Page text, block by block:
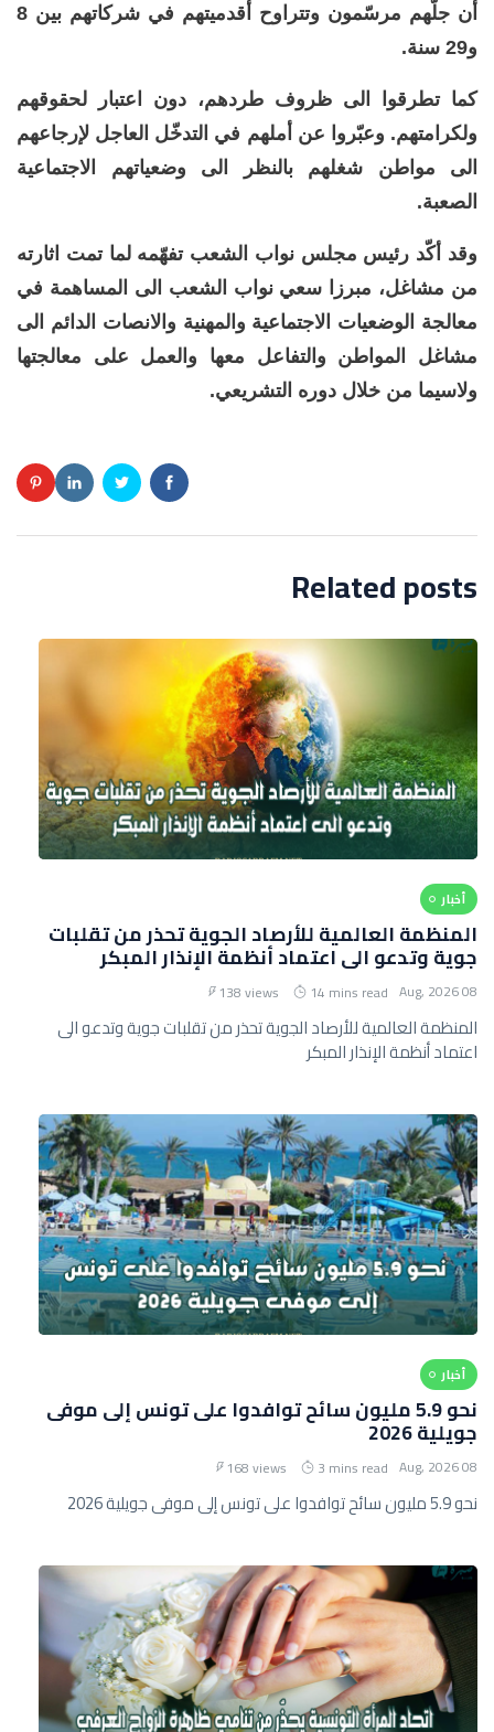
أن جلّهم مرسّمون وتتراوح أقدميتهم في شركاتهم بين 8
و29 سنة.
كما تطرقوا الى ظروف طردهم، دون اعتبار لحقوقهم
ولكرامتهم. وعبّروا عن أملهم في التدخّل العاجل لإرجاعهم
الى مواطن شغلهم بالنظر الى وضعياتهم الاجتماعية
الصعبة.
وقد أكّد رئيس مجلس نواب الشعب تفهّمه لما تمت اثارته
من مشاغل، مبرزا سعي نواب الشعب الى المساهمة في
معالجة الوضعيات الاجتماعية والمهنية والانصات الدائم الى
مشاغل المواطن والتفاعل معها والعمل على معالجتها
ولاسيما من خلال دوره التشريعي.
Related posts
أخبار
المنظمة العالمية للأرصاد الجوية تحذر من تقلبات
جوية وتدعو الى اعتماد أنظمة الإنذار المبكر
08 Aug, 2026
14 mins read
138 views
المنظمة العالمية للأرصاد الجوية تحذر من تقلبات جوية وتدعو الى
اعتماد أنظمة الإنذار المبكر
أخبار
نحو 5.9 مليون سائح توافدوا على تونس إلى موفى
جويلية 2026
08 Aug, 2026
3 mins read
168 views
نحو 5.9 مليون سائح توافدوا على تونس إلى موفى جويلية 2026